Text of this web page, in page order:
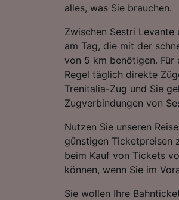
alles, was Sie brauchen.
Zwischen Sestri
am Tag, die mit der
von 5 km benötigen. Für
Regel täglich direkte
Trenitalia-Zug und Sie
Zugverbindungen von
Nutzen Sie unseren
günstigen Ticketpreisen
beim Kauf von Tickets
können, wenn Sie im
Sie wollen Ihre